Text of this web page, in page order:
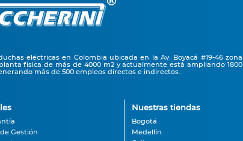
eléctricas en Colombia ubicada en la Av. Boyacá #19-46 zona
física de más de 4000 m2 y actualmente está ampliando 1800
más de 500 empleos directos e indirectos.
Gestión
Nuestras tiendas
Bogotá
Medellín